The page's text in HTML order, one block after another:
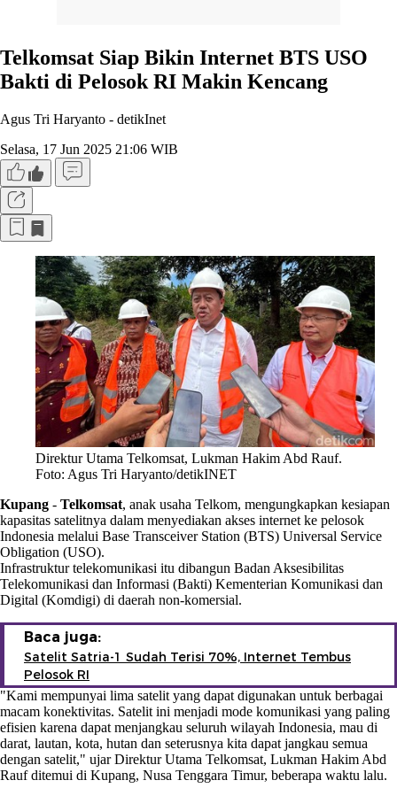
Telkomsat Siap Bikin Internet BTS USO
Bakti di Pelosok RI Makin Kencang
Agus Tri Haryanto - detikInet
Selasa, 17 Jun 2025 21:06 WIB
Direktur Utama Telkomsat, Lukman Hakim Abd Rauf.
Foto: Agus Tri Haryanto/detikINET
Kupang - Telkomsat, anak usaha Telkom, mengungkapkan kesiapan
kapasitas satelitnya dalam menyediakan akses internet ke pelosok
Indonesia melalui Base Transceiver Station (BTS) Universal Service
Obligation (USO).
Infrastruktur telekomunikasi itu dibangun Badan Aksesibilitas
Telekomunikasi dan Informasi (Bakti) Kementerian Komunikasi dan
Digital (Komdigi) di daerah non-komersial.
Baca juga:
Satelit Satria-1 Sudah Terisi 70%, Internet Tembus
Pelosok RI
"Kami mempunyai lima satelit yang dapat digunakan untuk berbagai
macam konektivitas. Satelit ini menjadi mode komunikasi yang paling
efisien karena dapat menjangkau seluruh wilayah Indonesia, mau di
darat, lautan, kota, hutan dan seterusnya kita dapat jangkau semua
dengan satelit," ujar Direktur Utama Telkomsat, Lukman Hakim Abd
Rauf ditemui di Kupang, Nusa Tenggara Timur, beberapa waktu lalu.